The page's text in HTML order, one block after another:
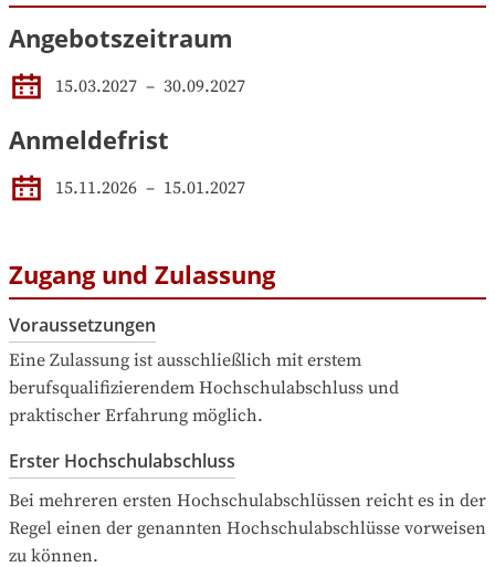
Angebotszeitraum
15.03.2027 – 30.09.2027
Anmeldefrist
15.11.2026 – 15.01.2027
Zugang und Zulassung
Voraussetzungen
Eine Zulassung ist ausschließlich mit erstem
berufsqualifizierendem Hochschulabschluss und
praktischer Erfahrung möglich.
Erster Hochschulabschluss
Bei mehreren ersten Hochschulabschlüssen reicht es in der
Regel einen der genannten Hochschulabschlüsse vorweisen
zu können.